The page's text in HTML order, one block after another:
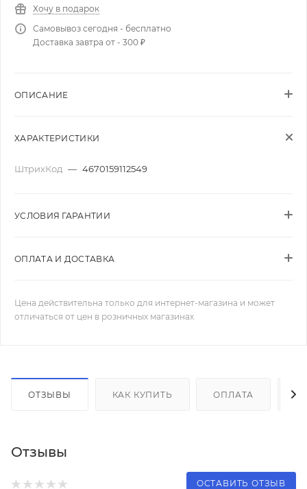
Хочу в подарок
Самовывоз сегодня - бесплатно
Доставка завтра от - 300 ₽
ОПИСАНИЕ
ХАРАКТЕРИСТИКИ
ШтрихКод — 4670159112549
УСЛОВИЯ ГАРАНТИИ
ОПЛАТА И ДОСТАВКА
Цена действительна только для интернет-магазина и может
отличаться от цен в розничных магазинах
ОТЗЫВЫ КАК КУПИТЬ ОПЛАТА
Отзывы
ОСТАВИТЬ ОТЗЫВ